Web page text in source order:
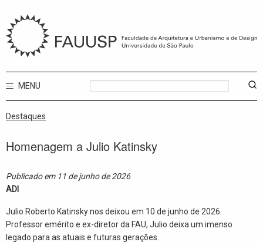
MENU
Destaques
Homenagem a Julio Katinsky
Publicado em 11 de junho de 2026
ADI
Julio Roberto Katinsky nos deixou em 10 de junho de 2026.
Professor emérito e ex-diretor da FAU, Julio deixa um imenso
legado para as atuais e futuras gerações.